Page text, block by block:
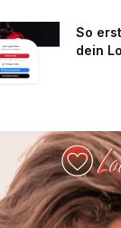
So
dein